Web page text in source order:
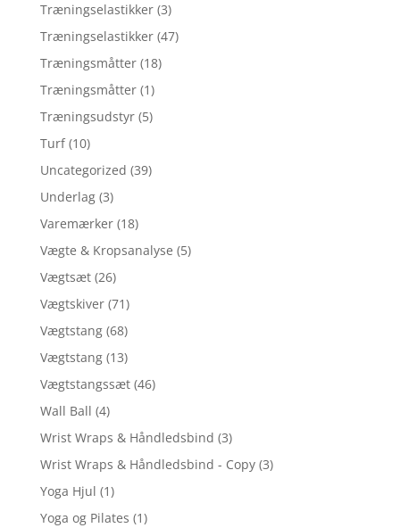
Træningselastikker (3)
Træningselastikker (47)
Træningsmåtter (18)
Træningsmåtter (1)
Træningsudstyr (5)
Turf (10)
Uncategorized (39)
Underlag (3)
Varemærker (18)
Vægte & Kropsanalyse (5)
Vægtsæt (26)
Vægtskiver (71)
Vægtstang (68)
Vægtstang (13)
Vægtstangssæt (46)
Wall Ball (4)
Wrist Wraps & Håndledsbind (3)
Wrist Wraps & Håndledsbind - Copy (3)
Yoga Hjul (1)
Yoga og Pilates (1)